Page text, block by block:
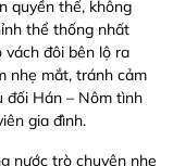
quyền thế, không
thể thống nhất
vách đôi bên lộ ra
nhẹ mắt, tránh cảm
đối Hán – Nôm tình
gia đình.
nước trò chuyện nhẹ